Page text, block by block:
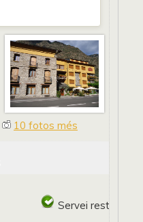
10 fotos més
Servei restaurant